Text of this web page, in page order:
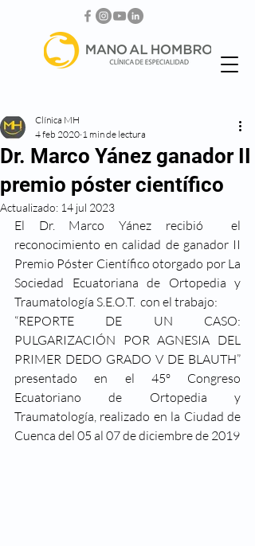
Dr. Marco Yánez ganador II
premio póster científico
Clínica MH
4 feb 2020 1 min de lectura
Actualizado: 14 jul 2023
El Dr. Marco Yánez recibió  el
reconocimiento en calidad de ganador II
Premio Póster Científico otorgado por La
Sociedad Ecuatoriana de Ortopedia y
Traumatología S.E.O.T.  con el trabajo:
“REPORTE DE UN CASO:
PULGARIZACIÓN POR AGNESIA DEL
PRIMER DEDO GRADO V DE BLAUTH”
presentado en el 45º Congreso
Ecuatoriano de Ortopedia y
Traumatología, realizado en la Ciudad de